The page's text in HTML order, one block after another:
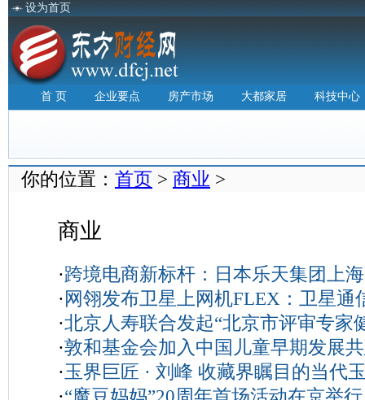
设为首页
首 页 企业要点 房产市场 大都家居 科技中心
你的位置： 首页 > 商业 >
商业
·跨境电商新标杆：日本乐天集团上
化影响力品牌”奖 2026-08-03
· 网翎发布卫星上网机FLEX：卫星通
2026-06-26
·北京人寿联合发起“北京市评审专家
补齐评审专家职业健康保障空白
·敦和基金会加入中国儿童早期发展
同新范式
2026-05-25
·玉界巨匠 · 刘峰 收藏界瞩目的当代